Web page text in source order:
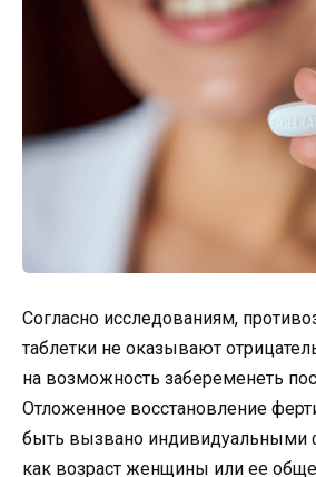
Согласно исследованиям,
таблетки не оказывают
на возможность забеременеть
Отложенное восстановление
быть вызвано индивидуальными
как возраст женщины или ее